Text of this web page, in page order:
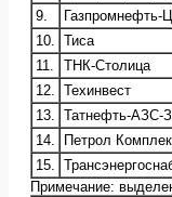
9. Газпромнефть-
10.
Тиса
11.
ТНК-Столица
12.
Техинвест
13.
Татнефть-АЗС-
14.
Петрол
15.
Примечание: